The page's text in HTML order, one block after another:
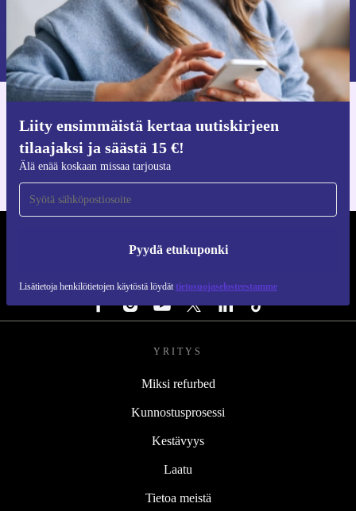
Liity ensimmäistä kertaa uutiskirjeen
tilaajaksi ja säästä 15 €!
Älä enää koskaan missaa tarjousta
Pyydä etukuponki
Lisätietoja henkilötietojen käytöstä löydät tietosuojaselosteestamme
Pyydä etukuponki
Lisätietoja henkilötietojen käytöstä löydättietosuojaselosteestamme.
iOS:lle ja Androidille
YRITYS
Miksi refurbed
Kunnostusprosessi
Kestävyys
Laatu
Tietoa meistä